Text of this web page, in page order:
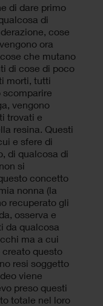
di dare primo
di
cose
ora
che mutano
di cose di poco
morti, tutti
vengono
trovati e
resina. Questi
e sfere di
di qualcosa di
si
concetto
nonna (la
recuperato gli
osserva e
da qualcosa
ma a cui
questo
resi soggetto
viene
preso questi
totale nel loro